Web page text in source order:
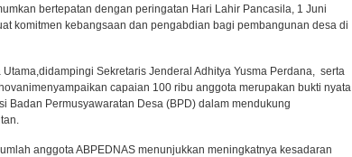
bertepatan dengan peringatan Hari Lahir Pancasila, 1 Juni
komitmen kebangsaan dan pengabdian bagi pembangunan desa di
Utama,didampingi Sekretaris Jenderal Adhitya Yusma Perdana, serta
capaian 100 ribu anggota merupakan bukti nyata
Badan Permusyawaratan Desa (BPD) dalam mendukung
anggota ABPEDNAS menunjukkan meningkatnya kesadaran